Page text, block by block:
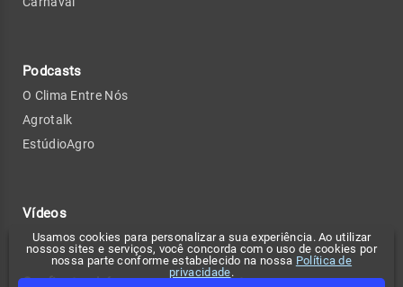
Usamos cookies para personalizar a sua experiência. Ao utilizar
nossos sites e serviços, você concorda com o uso de cookies por
nossa parte conforme estabelecido na nossa Política de
privacidade.
Podcasts
O Clima Entre Nós
Agrotalk
EstúdioAgro
Vídeos
Confira também Contato